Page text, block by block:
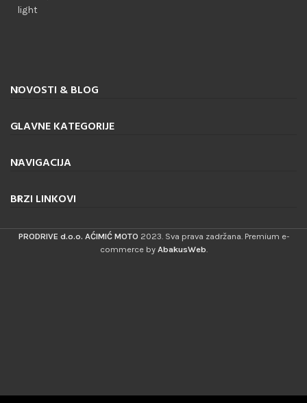
NOVOSTI & BLOG
GLAVNE KATEGORIJE
NAVIGACIJA
BRZI LINKOVI
PRODRIVE d.o.o. AĆIMIĆ MOTO 2023. Sva prava zadržana. Premium e-
commerce by AbakusWeb.